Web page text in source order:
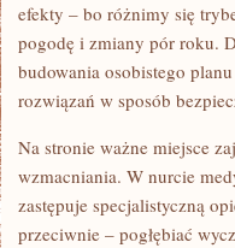
efekty – bo różnimy się
pogodę i zmiany pór roku.
budowania osobistego
rozwiązań w sposób
Na stronie ważne miejsce
wzmacniania. W nurcie
zastępuje specjalistyczną
przeciwnie – pogłębiać